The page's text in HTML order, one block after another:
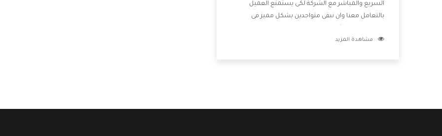
السريع والمباشر مع الشركة لكى يستمتع العميل
بالتعامل معنا وان نبقى متواجدين بشكل مميز فى
للعميل وان يستمتع بالخدمات التى تنفرد الشركة بها
مشاهدة المزيد